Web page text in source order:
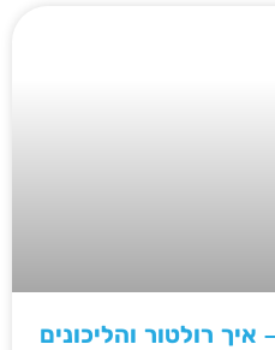
איך רולטור והליכונים